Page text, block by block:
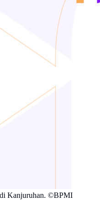
Kanjuruhan. ©BPMI